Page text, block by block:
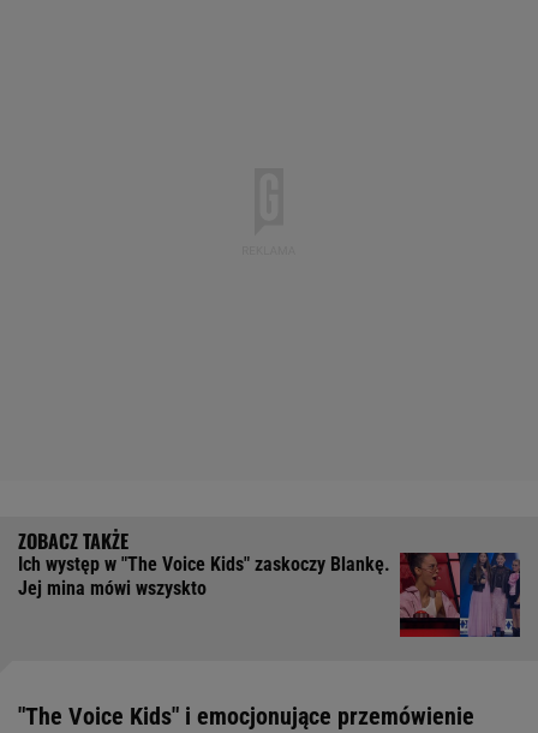
Ich występ w "The Voice Kids" zaskoczy Blankę.
Jej mina mówi wszyskto
"The Voice Kids" i emocjonujące przemówienie